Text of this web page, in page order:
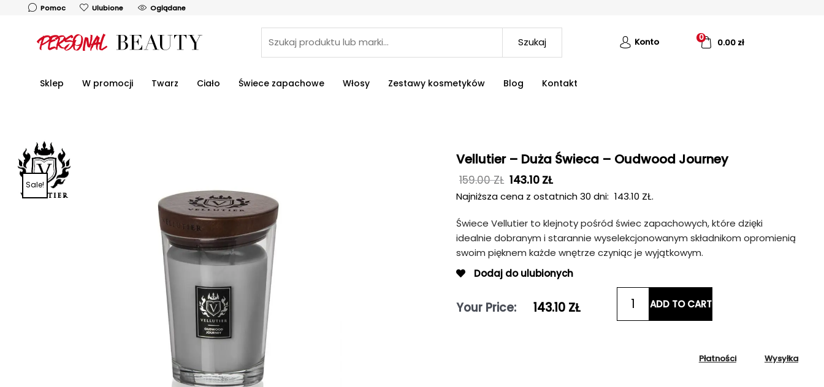
Pomoc Ulubione Oglądane
Szukaj Konto 0 0.00 zł
Sklep W promocji Twarz Ciało Świece zapachowe Włosy Zestawy kosmetyków Blog Kontakt
Sale!
Vellutier – Duża Świeca – Oudwood Journey
159.00ZŁ 143.10 ZŁ
Najniższa cena z ostatnich 30 dni: 143.10 ZŁ.
Świece Vellutier to klejnoty pośród świec zapachowych, które dzięki
idealnie dobranym i starannie wyselekcjonowanym składnikom opromienią
swoim pięknem każde wnętrze czyniąc je wyjątkowym.
Dodaj do ulubionych
Your Price: 143.10 ZŁ ADD TO CART
Płatności Wysyłka